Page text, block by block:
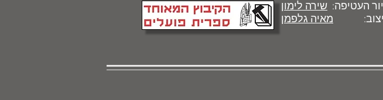
העטיפה: שירה לימון
מאיה גלפמן